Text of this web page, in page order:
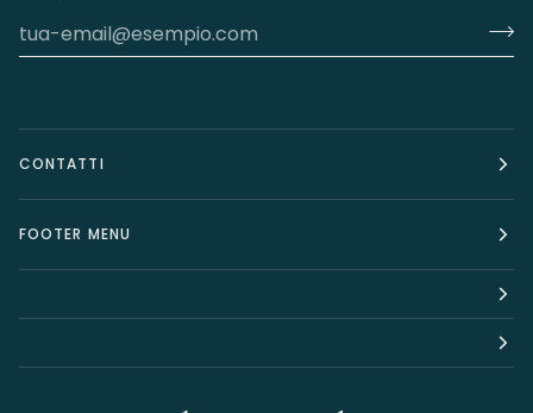
CONTATTI
FOOTER MENU